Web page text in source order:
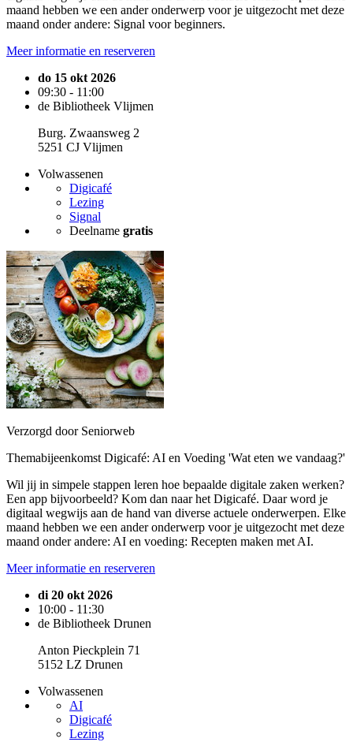
maand hebben we een ander onderwerp voor je uitgezocht met deze
maand onder andere: Signal voor beginners.
Meer informatie en reserveren
do 15 okt 2026
09:30 - 11:00
de Bibliotheek Vlijmen
Burg. Zwaansweg 2
5251 CJ Vlijmen
Volwassenen
Digicafé
Lezing
Signal
Deelname gratis
Verzorgd door Seniorweb
Themabijeenkomst Digicafé: AI en Voeding 'Wat eten we vandaag?'
Wil jij in simpele stappen leren hoe bepaalde digitale zaken werken?
Een app bijvoorbeeld? Kom dan naar het Digicafé. Daar word je
digitaal wegwijs aan de hand van diverse actuele onderwerpen. Elke
maand hebben we een ander onderwerp voor je uitgezocht met deze
maand onder andere: AI en voeding: Recepten maken met AI.
Meer informatie en reserveren
di 20 okt 2026
10:00 - 11:30
de Bibliotheek Drunen
Anton Pieckplein 71
5152 LZ Drunen
Volwassenen
AI
Digicafé
Lezing